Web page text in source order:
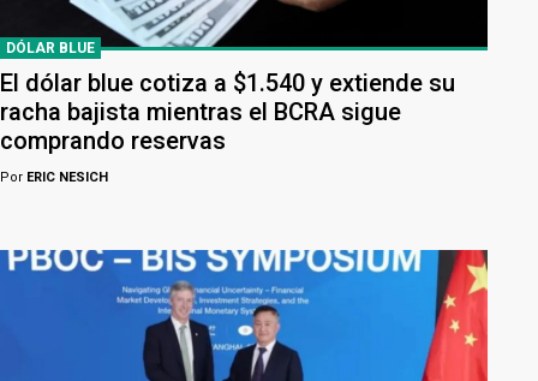
DÓLAR BLUE
El dólar blue cotiza a $1.540 y extiende su
racha bajista mientras el BCRA sigue
comprando reservas
Por ERIC NESICH